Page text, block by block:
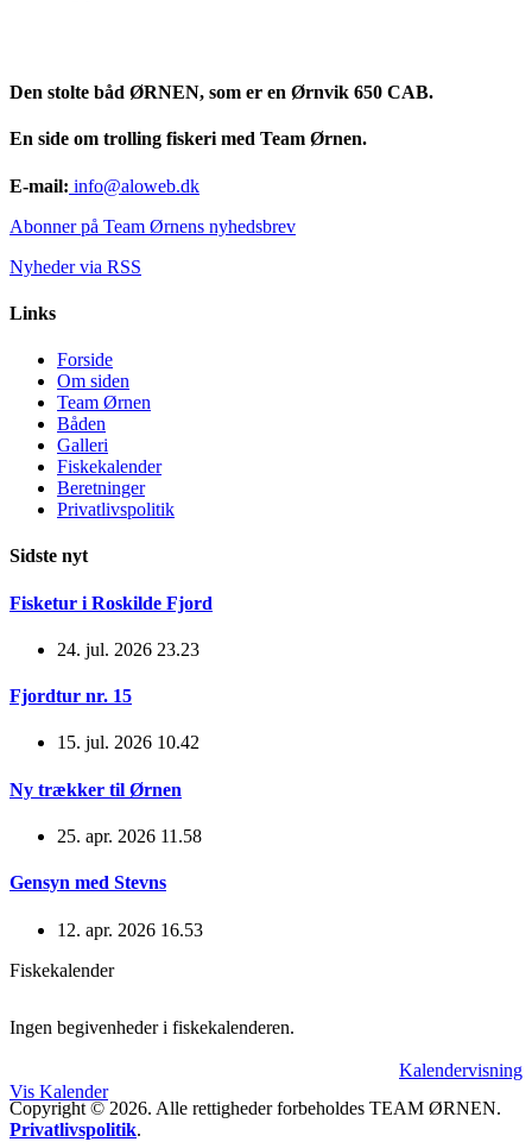
Den stolte båd ØRNEN, som er en Ørnvik 650 CAB.
En side om trolling fiskeri med Team Ørnen.
E-mail: info@aloweb.dk
Abonner på Team Ørnens nyhedsbrev
Nyheder via RSS
Links
Forside
Om siden
Team Ørnen
Båden
Galleri
Fiskekalender
Beretninger
Privatlivspolitik
Sidste nyt
Fisketur i Roskilde Fjord
24. jul. 2026 23.23
Fjordtur nr. 15
15. jul. 2026 10.42
Ny trækker til Ørnen
25. apr. 2026 11.58
Gensyn med Stevns
12. apr. 2026 16.53
Fiskekalender
Ingen begivenheder i fiskekalenderen.
Kalendervisning
Vis Kalender
Copyright © 2026. Alle rettigheder forbeholdes TEAM ØRNEN.
Privatlivspolitik.